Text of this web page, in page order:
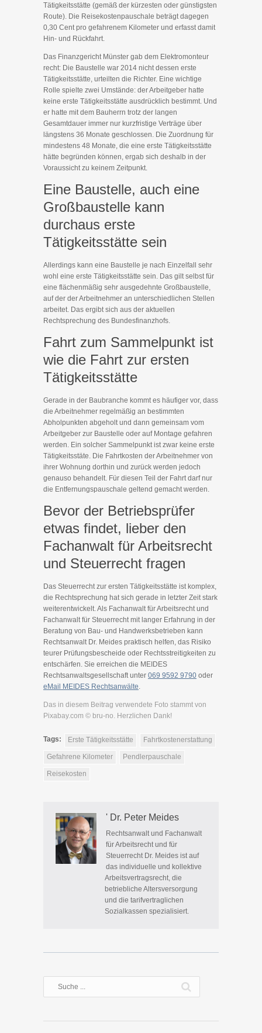
Tätigkeitsstätte (gemäß der kürzesten oder günstigsten
Route). Die Reisekostenpauschale beträgt dagegen
0,30 Cent pro gefahrenem Kilometer und erfasst damit
Hin- und Rückfahrt.
Das Finanzgericht Münster gab dem Elektromonteur
recht: Die Baustelle war 2014 nicht dessen erste
Tätigkeitsstätte, urteilten die Richter. Eine wichtige
Rolle spielte zwei Umstände: der Arbeitgeber hatte
keine erste Tätigkeitsstätte ausdrücklich bestimmt. Und
er hatte mit dem Bauherrn trotz der langen
Gesamtdauer immer nur kurzfristige Verträge über
längstens 36 Monate geschlossen. Die Zuordnung für
mindestens 48 Monate, die eine erste Tätigkeitsstätte
hätte begründen können, ergab sich deshalb in der
Voraussicht zu keinem Zeitpunkt.
Eine Baustelle, auch eine
Großbaustelle kann
durchaus erste
Tätigkeitsstätte sein
Allerdings kann eine Baustelle je nach Einzelfall sehr
wohl eine erste Tätigkeitsstätte sein. Das gilt selbst für
eine flächenmäßig sehr ausgedehnte Großbaustelle,
auf der der Arbeitnehmer an unterschiedlichen Stellen
arbeitet. Das ergibt sich aus der aktuellen
Rechtsprechung des Bundesfinanzhofs.
Fahrt zum Sammelpunkt ist
wie die Fahrt zur ersten
Tätigkeitsstätte
Gerade in der Baubranche kommt es häufiger vor, dass
die Arbeitnehmer regelmäßig an bestimmten
Abholpunkten abgeholt und dann gemeinsam vom
Arbeitgeber zur Baustelle oder auf Montage gefahren
werden. Ein solcher Sammelpunkt ist zwar keine erste
Tätigkeitsstäte. Die Fahrtkosten der Arbeitnehmer von
ihrer Wohnung dorthin und zurück werden jedoch
genauso behandelt. Für diesen Teil der Fahrt darf nur
die Entfernungspauschale geltend gemacht werden.
Bevor der Betriebsprüfer
etwas findet, lieber den
Fachanwalt für Arbeitsrecht
und Steuerrecht fragen
Das Steuerrecht zur ersten Tätigkeitsstätte ist komplex,
die Rechtsprechung hat sich gerade in letzter Zeit stark
weiterentwickelt. Als Fachanwalt für Arbeitsrecht und
Fachanwalt für Steuerrecht mit langer Erfahrung in der
Beratung von Bau- und Handwerksbetrieben kann
Rechtsanwalt Dr. Meides praktisch helfen, das Risiko
teurer Prüfungsbescheide oder Rechtsstreitigkeiten zu
entschärfen. Sie erreichen die MEIDES
Rechtsanwaltsgesellschaft unter 069 9592 9790 oder
eMail MEIDES Rechtsanwälte.
Das in diesem Beitrag verwendete Foto stammt von
Pixabay.com © bru-no. Herzlichen Dank!
Tags: Erste Tätigkeitsstätte Fahrtkostenerstattung
Gefahrene Kilometer Pendlerpauschale
Reisekosten
' Dr. Peter Meides
Rechtsanwalt und Fachanwalt
für Arbeitsrecht und für
Steuerrecht Dr. Meides ist auf
das individuelle und kollektive
Arbeitsvertragsrecht, die
betriebliche Altersversorgung
und die tarifvertraglichen
Sozialkassen spezialisiert.